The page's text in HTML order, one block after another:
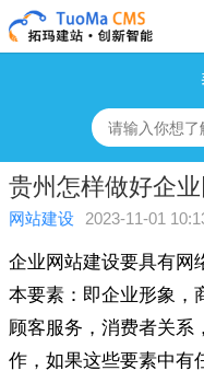
贵州怎样做好企
网站建设 2023-11-01
企业网站建设要具有网
本要素：即企业形象，
顾客服务，消费者关系
作，如果这些要素中有